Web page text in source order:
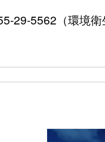
29-5562（環境衛